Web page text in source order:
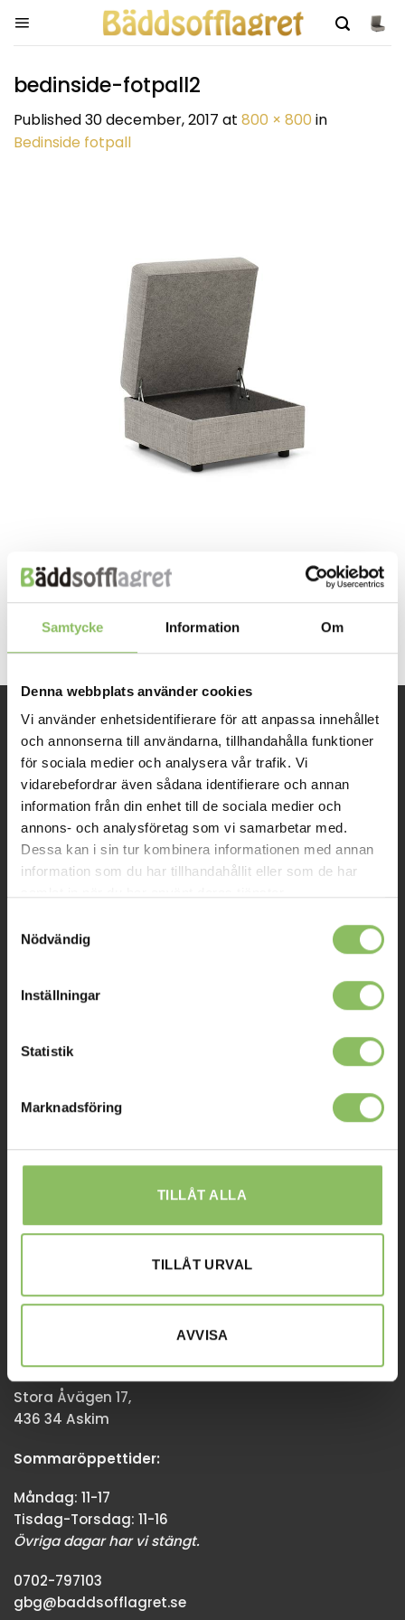
Samtycke Information Om
Denna webbplats använder cookies
Vi använder enhetsidentifierare för att anpassa innehållet
och annonserna till användarna, tillhandahålla funktioner
för sociala medier och analysera vår trafik. Vi
vidarebefordrar även sådana identifierare och annan
information från din enhet till de sociala medier och
annons- och analysföretag som vi samarbetar med.
Dessa kan i sin tur kombinera informationen med annan
information som du har tillhandahållit eller som de har
Nödvändig
Inställningar
Statistik
Marknadsföring
TILLÅT ALLA
TILLÅT URVAL
AVVISA
bedinside-fotpall2
Published30 december, 2017 at 800 × 800 in
Bedinside fotpall
Both comments and trackbacks are currently closed.
Previous
INFORMATION
Om oss
Kontakt
Mitt konto
Köpvillkor
Reklamation
168 67 Bromma
Sommaröppettider:
Tisdag-Torsdag: 11-18
Övriga dagar har vi stängt.
info@baddsofflagret.se
Stora Åvägen 17,
436 34 Askim
Sommaröppettider:
Måndag: 11-17
Tisdag-Torsdag: 11-16
Övriga dagar har vi stängt.
0702-797103
gbg@baddsofflagret.se